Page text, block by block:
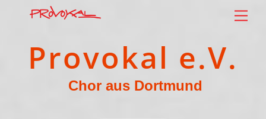
Provokal e.V.
Chor aus Dortmund